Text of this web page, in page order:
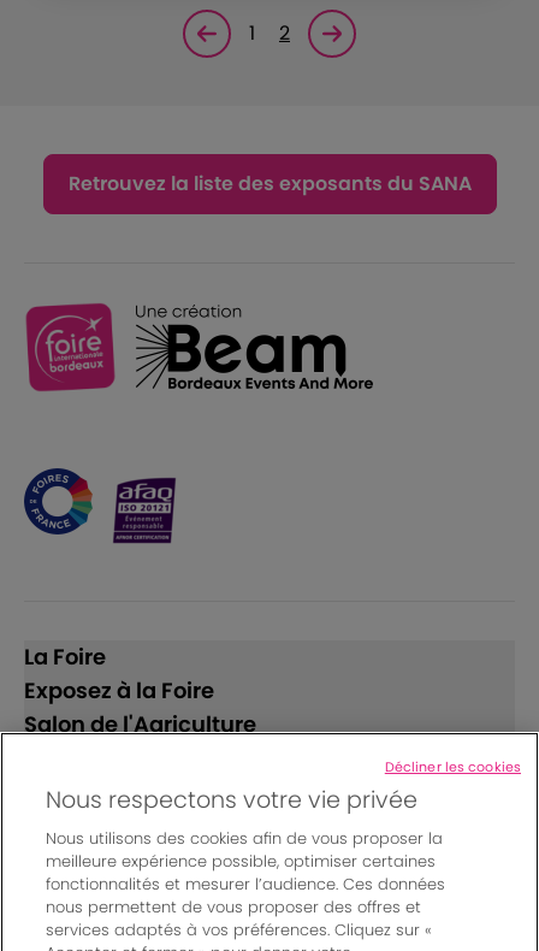
Page précédente
1 2 Page suivante<
Retrouvez la liste des exposants du SANA
La Foire
Exposez à la Foire
Salon de l'Agriculture
Suivez-nous
Nous respectons votre vie privée
Nous utilisons des cookies afin de vous proposer la
meilleure expérience possible, optimiser certaines
fonctionnalités et mesurer l’audience. Ces données
nous permettent de vous proposer des offres et
services adaptés à vos préférences. Cliquez sur «
Décliner les cookies